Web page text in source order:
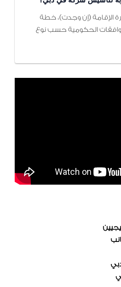
الإقامة (إن وجدت)، خطة
الحكومية حسب نوع